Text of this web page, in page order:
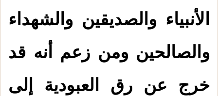
الأنبياء والصديقين والشهداء
والصالحين ومن زعم أنه قد
خرج عن رق العبودية إلى